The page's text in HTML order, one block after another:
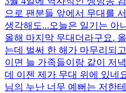
으로 팬분들 앞에서 무대를
생각해도...오늘은 일기는 아
올해 마지막 무대더라구요.
는데 벌써 한 해가 마무리되
이면 늘 가족들이랑 같이 저
데 이젠 제가 무대 위에 있네
님의 누난 너무 예뻐는 저한